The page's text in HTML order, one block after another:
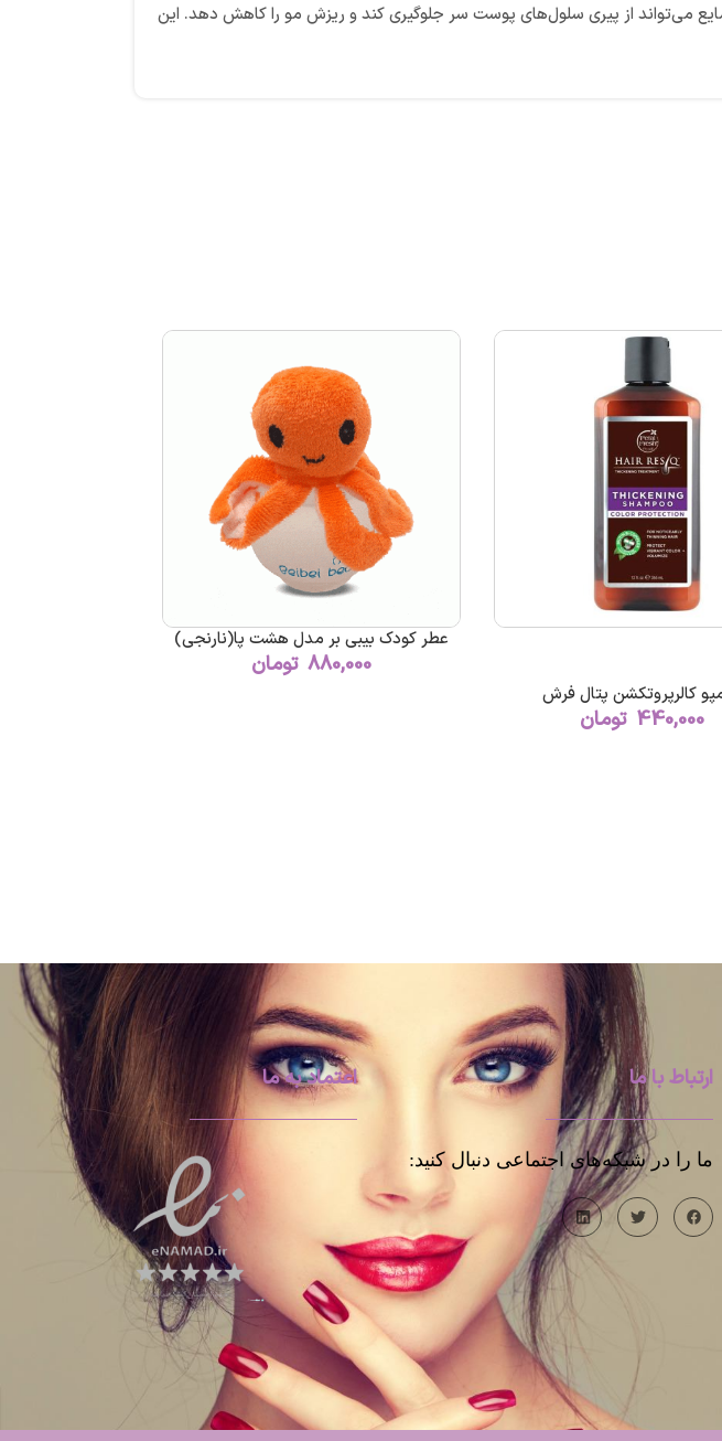
می‌تواند از پیری سلول‌های پوست سر جلوگیری کند و ریزش مو را کاهش دهد. این
کالرپروتکشن پتال فرش
440,000 تومان
عطر کودک بیبی بر مدل هشت پا(نارنجی)
880,000 تومان
ارتباط با ما
ما را در شبکه‌های اجتماعی دنبال کنید:
اعتماد به ما